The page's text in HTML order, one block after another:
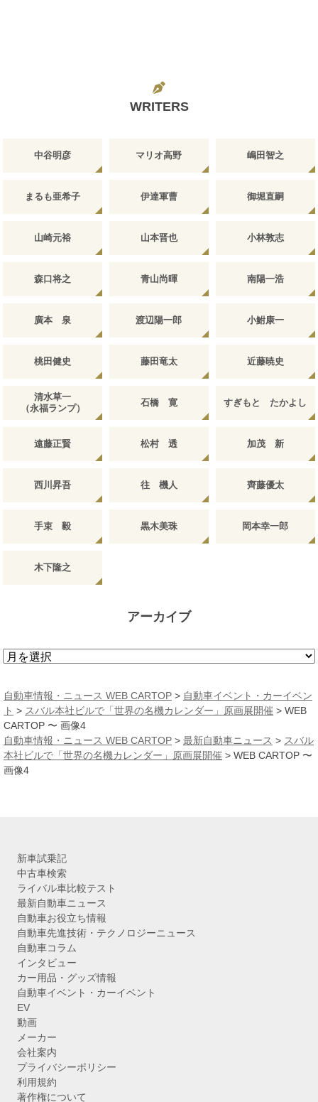
WRITERS
中谷明彦 マリオ高野 嶋田智之
まるも亜希子 伊達軍曹 御堀直嗣
山崎元裕 山本晋也 小林敦志
森口将之 青山尚暉 南陽一浩
廣本 泉 渡辺陽一郎 小鮒康一
桃田健史 藤田竜太 近藤暁史
清水草一
（永福ランプ）
石橋 寛 すぎもと たかよし
遠藤正賢 松村 透 加茂 新
西川昇吾 往 機人 齊藤優太
手束 毅 黒木美珠 岡本幸一郎
木下隆之
アーカイブ
ア
カ
イ
ブ
自動車情報・ニュース WEB CARTOP > 自動車イベント・カーイベン
ト > スバル本社ビルで「世界の名機カレンダー」原画展開催 > WEB
CARTOP 〜 画像4
自動車情報・ニュース WEB CARTOP > 最新自動車ニュース > スバル
本社ビルで「世界の名機カレンダー」原画展開催 > WEB CARTOP 〜
画像4
新車試乗記
中古車検索
ライバル車比較テスト
最新自動車ニュース
自動車お役立ち情報
自動車先進技術・テクノロジーニュース
自動車コラム
インタビュー
カー用品・グッズ情報
自動車イベント・カーイベント
EV
動画
メーカー
会社案内
プライバシーポリシー
利用規約
著作権について